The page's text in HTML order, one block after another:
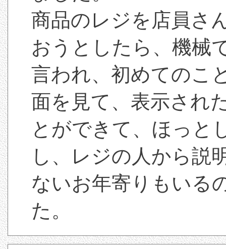
商品のレジを店員さ
おうとしたら、機械
言われ、初めてのこ
面を見て、表示され
とができて、ほっと
し、レジの人から説
ないお年寄りもいる
た。